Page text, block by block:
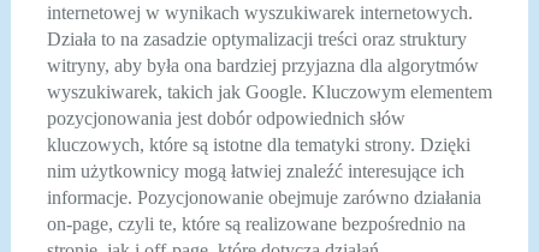
internetowej w wynikach wyszukiwarek internetowych.
Działa to na zasadzie optymalizacji treści oraz struktury
witryny, aby była ona bardziej przyjazna dla algorytmów
wyszukiwarek, takich jak Google. Kluczowym elementem
pozycjonowania jest dobór odpowiednich słów
kluczowych, które są istotne dla tematyki strony. Dzięki
nim użytkownicy mogą łatwiej znaleźć interesujące ich
informacje. Pozycjonowanie obejmuje zarówno działania
on-page, czyli te, które są realizowane bezpośrednio na